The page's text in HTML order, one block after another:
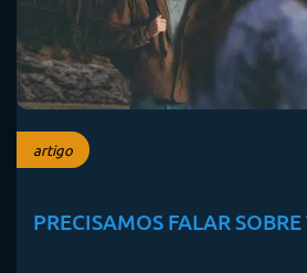
artigo
PRECISAMOS FALAR